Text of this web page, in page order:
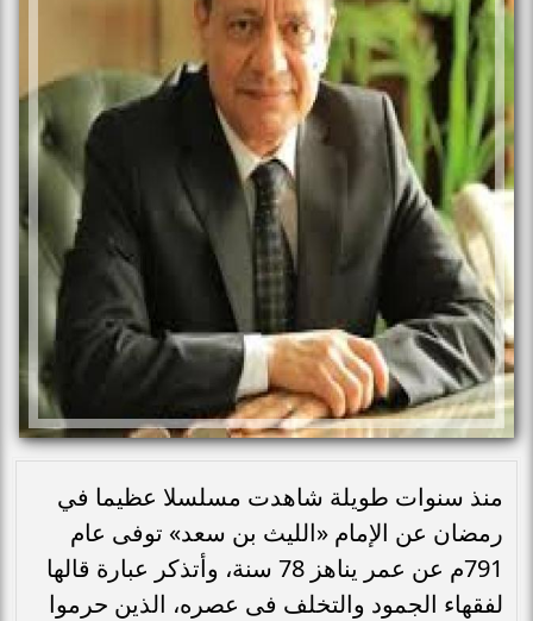
منذ سنوات طويلة شاهدت مسلسلا عظيما في
رمضان عن الإمام «الليث بن سعد» توفى عام
791م عن عمر يناهز 78 سنة، وأتذكر عبارة قالها
لفقهاء الجمود والتخلف فى عصره، الذين حرموا